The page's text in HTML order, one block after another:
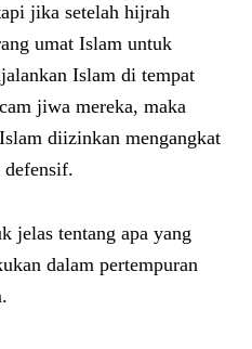
jika setelah hijrah
umat Islam untuk
Islam di tempat
jiwa mereka, maka
diizinkan mengangkat
defensif.
jelas tentang apa yang
dalam pertempuran